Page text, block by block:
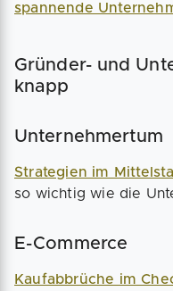
spannende
Gründer- und
knapp
Unternehmertum
Strategien im
so wichtig wie die
E-Commerce
Kaufabbrüche im